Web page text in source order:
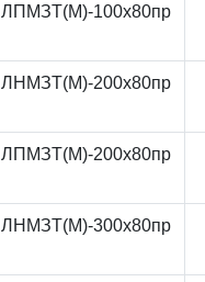
ЛПМЗТ(М)-100x80пр
ЛНМЗТ(М)-200x80пр
ЛПМЗТ(М)-200x80пр
ЛНМЗТ(М)-300x80пр